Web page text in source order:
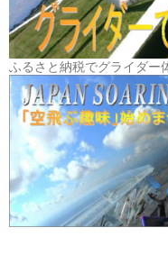
ふるさと納税でグライダー